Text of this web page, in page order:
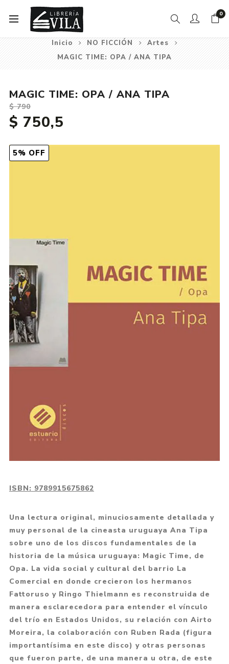
0
Inicio NO FICCIÓN
Artes
MAGIC TIME: OPA / ANA TIPA
5% OFF
MAGIC TIME: OPA / ANA TIPA
$ 790
$ 750,5
ISBN: 9789915675862
Una lectura original, minuciosamente detallada y
muy personal de la cineasta uruguaya Ana Tipa
sobre uno de los discos fundamentales de la
historia de la música uruguaya: Magic Time, de
Opa. La vida social y cultural del barrio La
Comercial en donde crecieron los hermanos
Fattoruso y Ringo Thielmann es reconstruida de
manera esclarecedora para entender el vínculo
del trío en Estados Unidos, su relación con Airto
Moreira, la colaboración con Ruben Rada (figura
importantísima en este disco) y otras personas
que fueron parte, de una manera u otra, de este